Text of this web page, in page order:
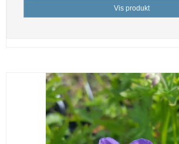
Vis produkt